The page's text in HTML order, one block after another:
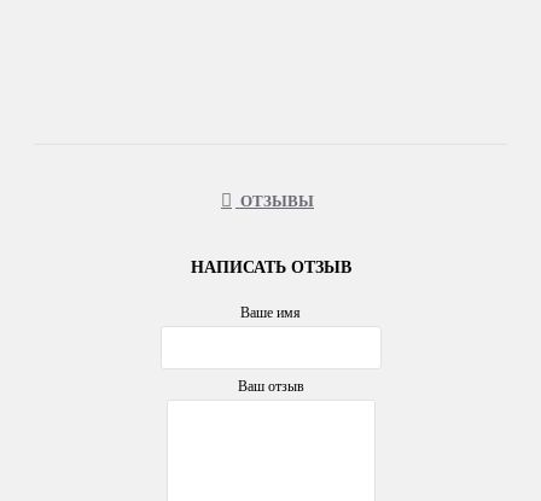
ОТЗЫВЫ
НАПИСАТЬ ОТЗЫВ
Ваше имя
Ваш отзыв